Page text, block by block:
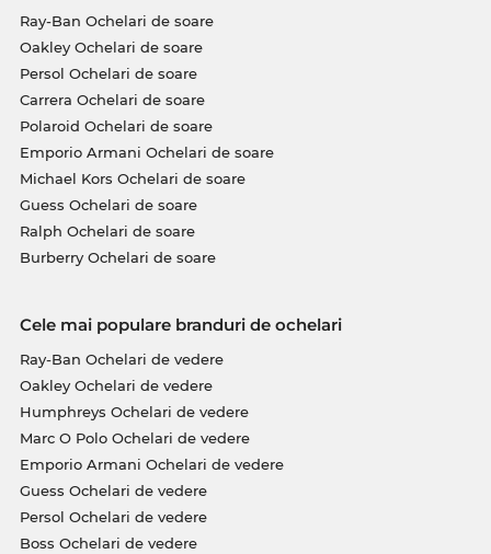
Ray-Ban Ochelari de soare
Oakley Ochelari de soare
Persol Ochelari de soare
Carrera Ochelari de soare
Polaroid Ochelari de soare
Emporio Armani Ochelari de soare
Michael Kors Ochelari de soare
Guess Ochelari de soare
Ralph Ochelari de soare
Burberry Ochelari de soare
Cele mai populare branduri de ochelari
Ray-Ban Ochelari de vedere
Oakley Ochelari de vedere
Humphreys Ochelari de vedere
Marc O Polo Ochelari de vedere
Emporio Armani Ochelari de vedere
Guess Ochelari de vedere
Persol Ochelari de vedere
Boss Ochelari de vedere